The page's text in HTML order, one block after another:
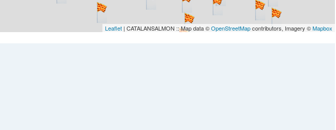
Leaflet | CATALANSALMON :: Map data ©OpenStreetMapcontributors, Imagery ©Mapbox